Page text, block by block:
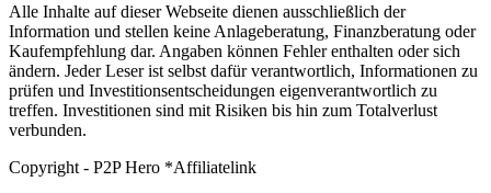
Alle Inhalte auf dieser Webseite dienen ausschließlich der
Information und stellen keine Anlageberatung, Finanzberatung oder
Kaufempfehlung dar. Angaben können Fehler enthalten oder sich
ändern. Jeder Leser ist selbst dafür verantwortlich, Informationen zu
prüfen und Investitionsentscheidungen eigenverantwortlich zu
treffen. Investitionen sind mit Risiken bis hin zum Totalverlust
verbunden.
Copyright - P2P Hero *Affiliatelink